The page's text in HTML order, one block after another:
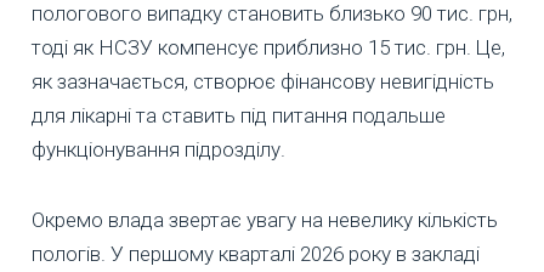
пологового випадку становить близько 90 тис. грн,
тоді як НСЗУ компенсує приблизно 15 тис. грн. Це,
як зазначається, створює фінансову невигідність
для лікарні та ставить під питання подальше
функціонування підрозділу.
Окремо влада звертає увагу на невелику кількість
пологів. У першому кварталі 2026 року в закладі